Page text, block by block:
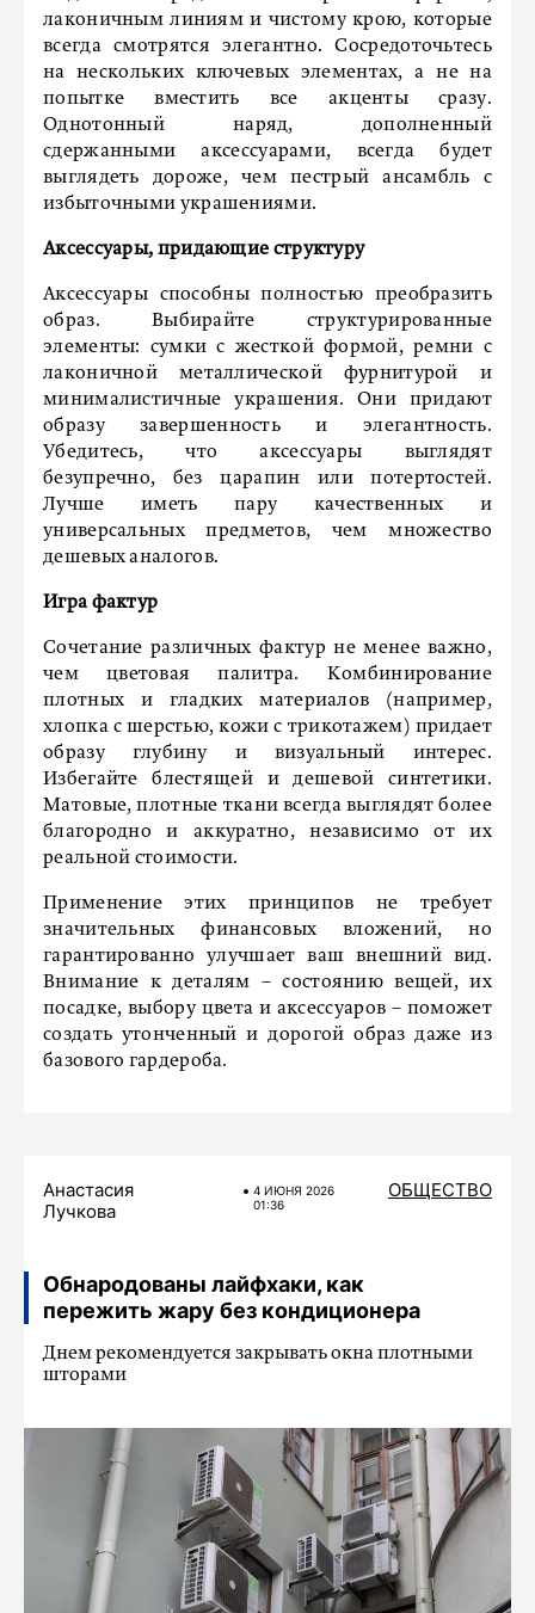
лаконичным линиям и чистому крою, которые
всегда смотрятся элегантно. Сосредоточьтесь
на нескольких ключевых элементах, а не на
попытке вместить все акценты сразу.
Однотонный наряд, дополненный
сдержанными аксессуарами, всегда будет
выглядеть дороже, чем пестрый ансамбль с
избыточными украшениями.
Аксессуары, придающие структуру
Аксессуары способны полностью преобразить
образ. Выбирайте структурированные
элементы: сумки с жесткой формой, ремни с
лаконичной металлической фурнитурой и
минималистичные украшения. Они придают
образу завершенность и элегантность.
Убедитесь, что аксессуары выглядят
безупречно, без царапин или потертостей.
Лучше иметь пару качественных и
универсальных предметов, чем множество
дешевых аналогов.
Игра фактур
Сочетание различных фактур не менее важно,
чем цветовая палитра. Комбинирование
плотных и гладких материалов (например,
хлопка с шерстью, кожи с трикотажем) придает
образу глубину и визуальный интерес.
Избегайте блестящей и дешевой синтетики.
Матовые, плотные ткани всегда выглядят более
благородно и аккуратно, независимо от их
реальной стоимости.
Применение этих принципов не требует
значительных финансовых вложений, но
гарантированно улучшает ваш внешний вид.
Внимание к деталям – состоянию вещей, их
посадке, выбору цвета и аксессуаров – поможет
создать утонченный и дорогой образ даже из
базового гардероба.
Анастасия
Лучкова
4 ИЮНЯ 2026
01:36
ОБЩЕСТВО
Обнародованы лайфхаки, как
пережить жару без кондиционера
Днем рекомендуется закрывать окна плотными
шторами